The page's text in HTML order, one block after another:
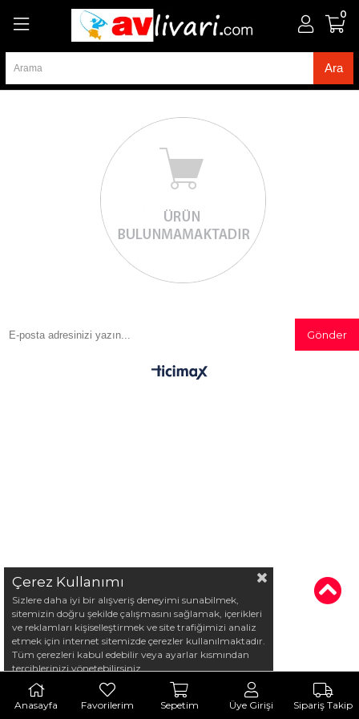
0
Gönder
Çerez Kullanımı
Sizlere daha iyi bir alışveriş deneyimi sunabilmek,
sitemizin doğru şekilde çalışmasını sağlamak, içerikleri
ve reklamları kişiselleştirmek ve site trafiğimizi analiz
etmek için internet sitemizde çerezler kullanılmaktadır.
Tüm çerezleri kabul edebilir veya ayarlar kısmından
tercihlerinizi yönetebilirsiniz.
Anasayfa Favorilerim Sepetim Üye Girişi Sipariş Takip